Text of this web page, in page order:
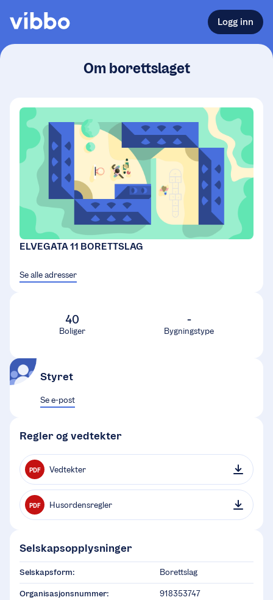
Logg inn
Om borettslaget
ELVEGATA 11 BORETTSLAG
Se alle adresser
40
Boliger
-
Bygningstype
Styret
Se e-post
Regler og vedtekter
PDF Vedtekter
PDF Husordensregler
Selskapsopplysninger
Selskapsform: Borettslag
Organisasjonsnummer: 918353747